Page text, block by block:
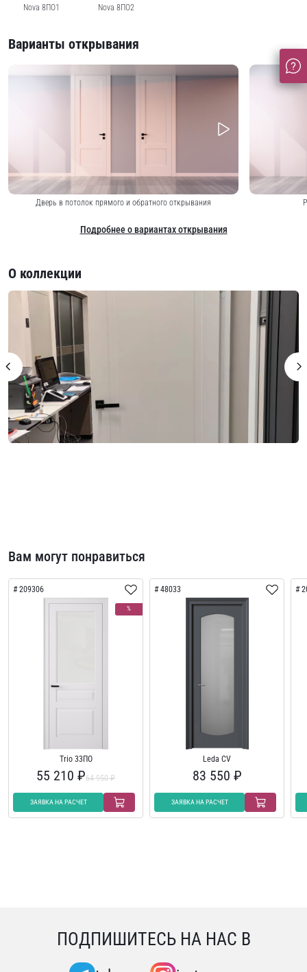
Nova 8ПО1 Nova 8ПО2
Варианты открывания
Дверь в потолок прямого и обратного открывания
Подробнее о вариантах открывания
О коллекции
Вам могут понравиться
209306
%
Trio 33ПО
55 210 ₽64 950 ₽
ЗАЯВКА НА РАСЧЕТ
48033
Leda CV
83 550 ₽
ЗАЯВКА НА РАСЧЕТ
ПОДПИШИТЕСЬ НА НАС В